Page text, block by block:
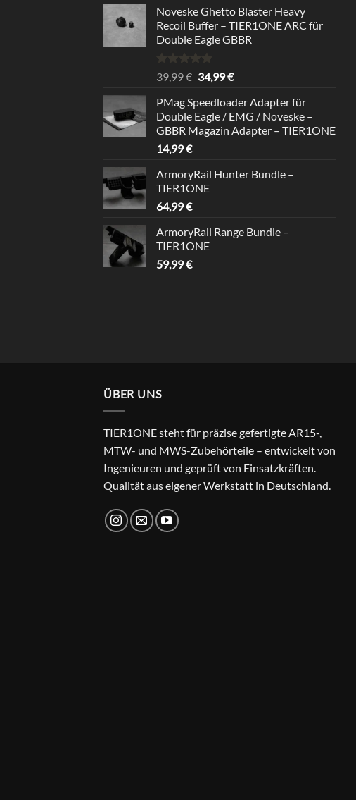
Noveske Ghetto Blaster Heavy
Recoil Buffer – TIER1ONE ARC für
Double Eagle GBBR
Bewertet
mit
von 5
39,99€ Ursprünglicher
war:
39,99 €
34,99€Aktueller
ist:
34,99 €.
PMag Speedloader Adapter für
Double Eagle / EMG / Noveske –
GBBR Magazin Adapter – TIER1ONE
14,99€
ArmoryRail Hunter Bundle –
TIER1ONE
64,99€
ArmoryRail Range Bundle –
TIER1ONE
59,99€
ÜBER UNS
TIER1ONE steht für präzise gefertigte AR15-,
MTW- und MWS-Zubehörteile – entwickelt von
Ingenieuren und geprüft von Einsatzkräften.
Qualität aus eigener Werkstatt in Deutschland.